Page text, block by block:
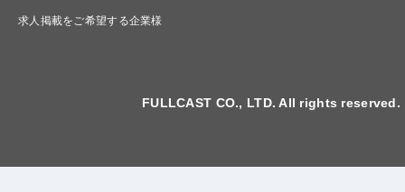
求人掲載をご希望する企業様
FULLCAST CO., LTD. All rights reserved.